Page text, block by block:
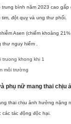
trung bình năm 2023 cao
đột quỵ và ung thư phổi.
Asen (chiếm khoảng
nguy hiểm .
môi trường
phụ nữ mang thai chịu
thai chịu ảnh hưởng nặng
tác động độc hại.